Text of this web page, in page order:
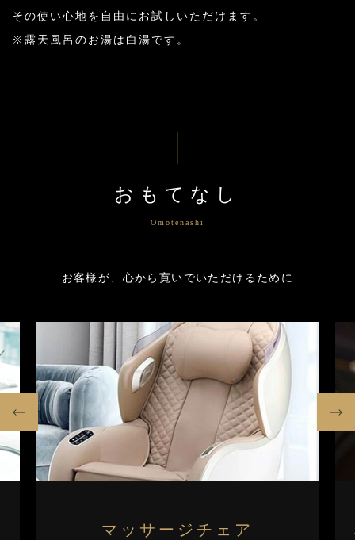
その使い心地を自由にお試しいただけます。
※露天風呂のお湯は白湯です。
おもてなし
Omotenashi
お客様が、心から寛いでいただけるために
マッサージ チェア